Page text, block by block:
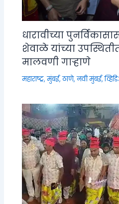
धारावीच्या
शेवाळे यांच्या
मालवणी गाऱ्हाणे
महाराष्ट्र,मुंबई, ठाणे, नवी मुंबई,